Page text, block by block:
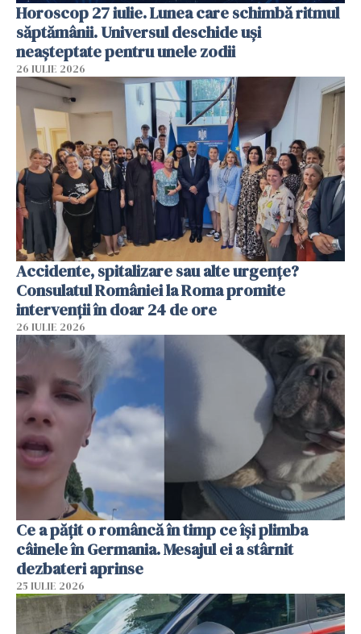
Horoscop 27 iulie. Lunea care schimbă ritmul
săptămânii. Universul deschide uși
neașteptate pentru unele zodii
26 IULIE 2026
Accidente, spitalizare sau alte urgențe?
Consulatul României la Roma promite
intervenții în doar 24 de ore
26 IULIE 2026
Ce a pățit o româncă în timp ce își plimba
câinele în Germania. Mesajul ei a stârnit
dezbateri aprinse
25 IULIE 2026